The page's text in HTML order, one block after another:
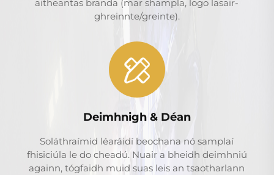
aitheantas branda (mar shampla, logo lasair-
ghreinnte/greinte).
Deimhnigh & Déan
Soláthraímid léaráidí beochana nó samplaí
fhisiciúla le do cheadú. Nuair a bheidh deimhniú
againn, tógfaidh muid suas leis an tsaotharlann